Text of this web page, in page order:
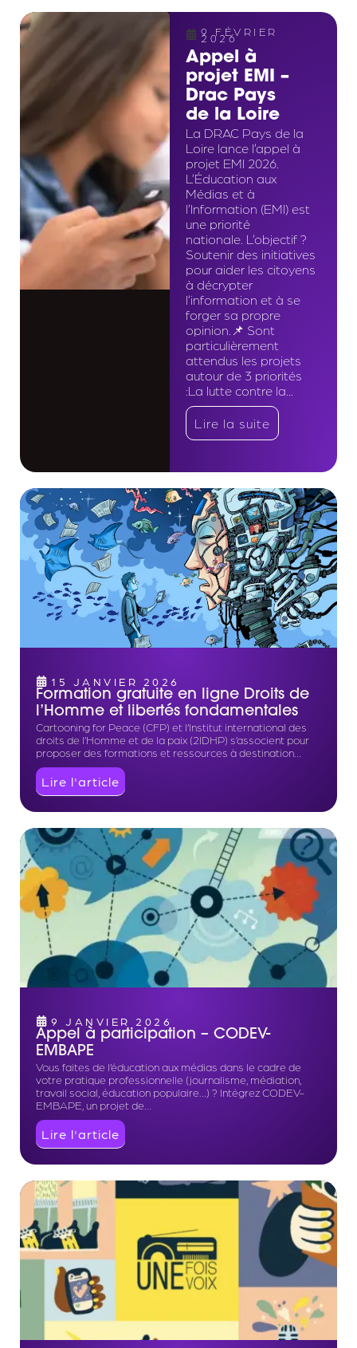
9 FÉVRIER
2026
Appel à
projet EMI –
Drac Pays
de la Loire
La DRAC Pays de la
Loire lance l’appel à
projet EMI 2026.
L’Éducation aux
Médias et à
l’Information (EMI) est
une priorité
nationale. L’objectif ?
Soutenir des initiatives
pour aider les citoyens
à décrypter
l’information et à se
forger sa propre
opinion.📌 Sont
particulièrement
attendus les projets
autour de 3 priorités
:La lutte contre la...
Lire la suite
15 JANVIER 2026
Formation gratuite en ligne Droits de
l’Homme et libertés fondamentales
Cartooning for Peace (CFP) et l’Institut international des
droits de l’Homme et de la paix (2IDHP) s’associent pour
proposer des formations et ressources à destination…
Lire l'article
9 JANVIER 2026
Appel à participation – CODEV-
EMBAPE
Vous faites de l’éducation aux médias dans le cadre de
votre pratique professionnelle (journalisme, médiation,
travail social, éducation populaire…) ? Intégrez CODEV-
EMBAPE, un projet de…
Lire l'article